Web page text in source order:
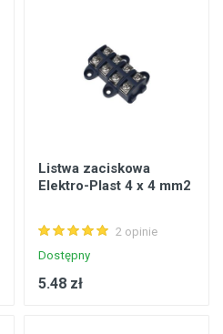
Listwa zaciskowa
Elektro-Plast 4 x 4 mm2
2 opinie
Dostępny
5.48 zł